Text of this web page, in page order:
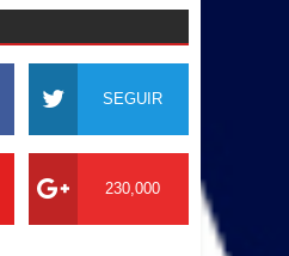
SEGUIR
230,000